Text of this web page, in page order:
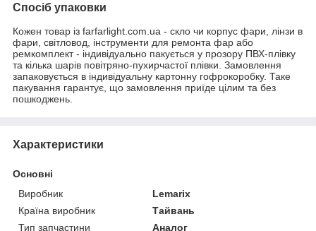
Спосіб упаковки
Кожен товар із farfarlight.com.ua - скло чи корпус фари, лінзи в
фари, світловод, інструменти для ремонта фар або
ремкомплект - індивідуально пакується у прозору ПВХ-плівку
та кілька шарів повітряно-пухирчастої плівки. Замовлення
запаковується в індивідуальну картонну гофрокоробку. Таке
пакування гарантує, що замовлення приїде цілим та без
пошкоджень.
Характеристики
Основні
Виробник
Lemarix
Країна виробник
Тайвань
Тип запчастини
Аналог